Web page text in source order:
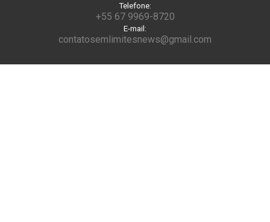
Telefone:
+55 67 9969-8720
E-mail:
contatosemlimitesnews@gmail.com